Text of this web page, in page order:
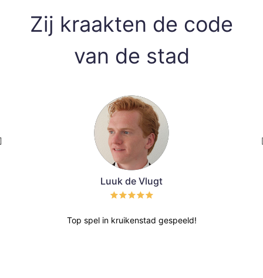
Zij kraakten de code
van de stad
Luuk de Vlugt
Top spel in kruikenstad gespeeld!